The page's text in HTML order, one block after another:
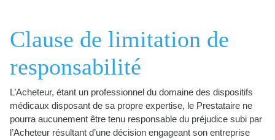
Clause de limitation de
responsabilité
L’Acheteur, étant un professionnel du domaine des dispositifs
médicaux disposant de sa propre expertise, le Prestataire ne
pourra aucunement être tenu responsable du préjudice subi par
l’Acheteur résultant d’une décision engageant son entreprise